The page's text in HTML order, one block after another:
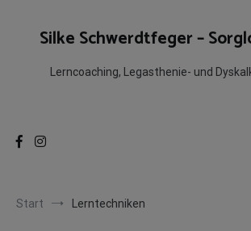
springenSilke Schwerdtfeger –
Lerncoaching, Legasthenie- und
Start Lerntechniken